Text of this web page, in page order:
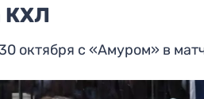
КХЛ
октября с «Амуром» в